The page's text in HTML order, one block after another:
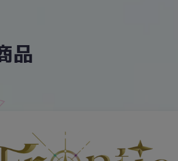
品